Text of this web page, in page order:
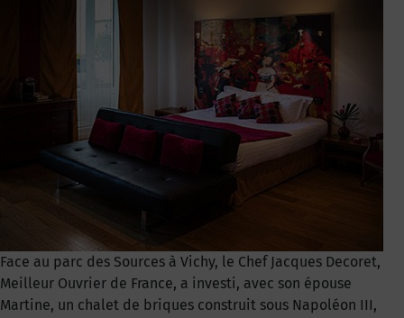
Face au parc des Sources à Vichy, le Chef Jacques Decoret,
Meilleur Ouvrier de France, a investi, avec son épouse
Martine, un chalet de briques construit sous Napoléon III,